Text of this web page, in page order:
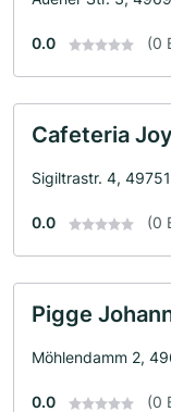
0.0 (0
Cafeteria Joy
Sigiltrastr. 4,
0.0 (0
Pigge
Möhlendamm 2,
0.0 (0